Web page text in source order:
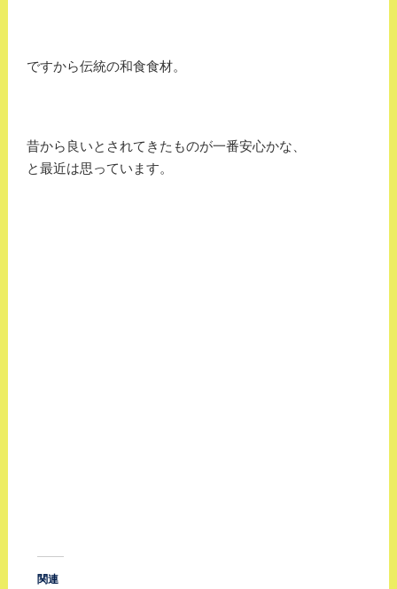
ですから伝統の和食食材。
昔から良いとされてきたものが一番安心かな、
と最近は思っています。
関連